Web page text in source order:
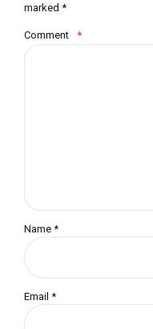
marked *
Comment *
Name *
Email *